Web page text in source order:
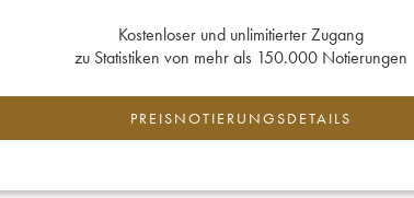
Kostenloser und unlimitierter Zugang
zu Statistiken von mehr als 150.000 Notierungen
PREISNOTIERUNGSDETAILS